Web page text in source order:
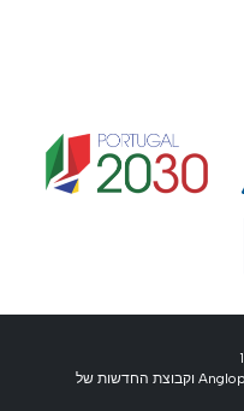
כל התוכן והעיצוב הוא זכויות יוצרים Anglopress Lda וקבוצת החדשות של